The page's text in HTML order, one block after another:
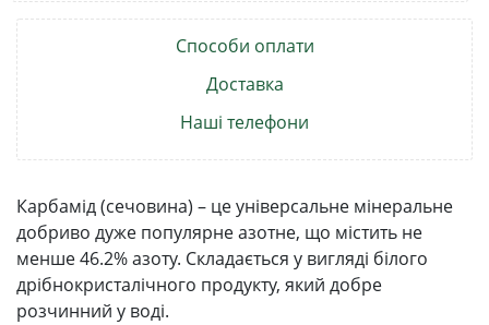
Способи оплати
Доставка
Наші телефони
Карбамід (сечовина) – це універсальне мінеральне
добриво дуже популярне азотне, що містить не
менше 46.2% азоту. Складається у вигляді білого
дрібнокристалічного продукту, який добре
розчинний у воді.